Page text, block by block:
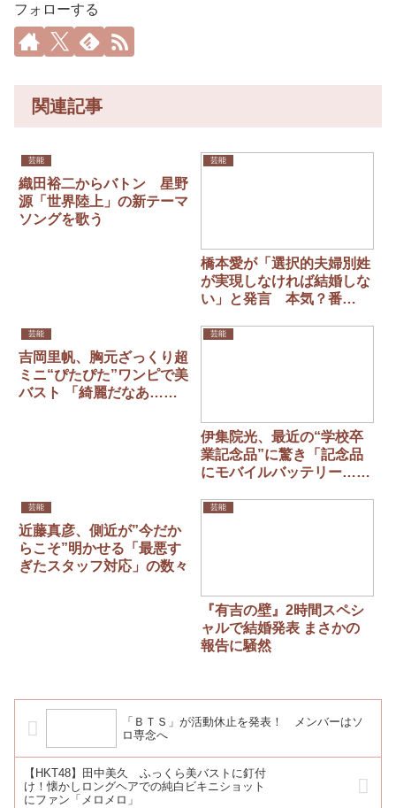
フォローする
関連記事
芸能
織田裕二からバトン 星野
源「世界陸上」の新テーマ
ソングを歌う
芸能
橋本愛が「選択的夫婦別姓
が実現しなければ結婚しな
い」と発言 本気？番
婦別姓刑事」主演
芸能
吉岡里帆、胸元ざっくり超
ミニ“ぴたぴた”ワンピで美
バスト 「綺麗だなあ…本
芸能
伊集院光、最近の“学校卒
業記念品”に驚き「記念品
にモバイルバッテリー…そ
のじゃない」
芸能
近藤真彦、側近が”今だか
らこそ”明かせる「最悪す
ぎたスタッフ対応」の数々
芸能
『有吉の壁』2時間スペシ
ャルで結婚発表 まさかの
報告に騒然
「ＢＴＳ」が活動休止を発表！ メンバーはソ
ロ専念へ
【HKT48】田中美久 ふっくら美バストに釘付
け！懐かしロングヘアでの純白ビキニショット
にファン「メロメロ」